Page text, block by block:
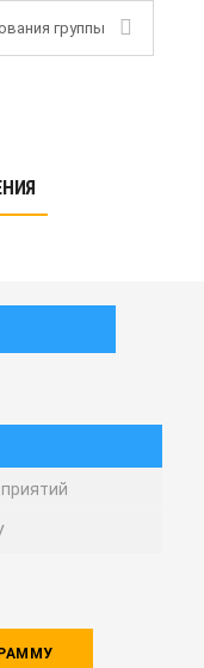
группы